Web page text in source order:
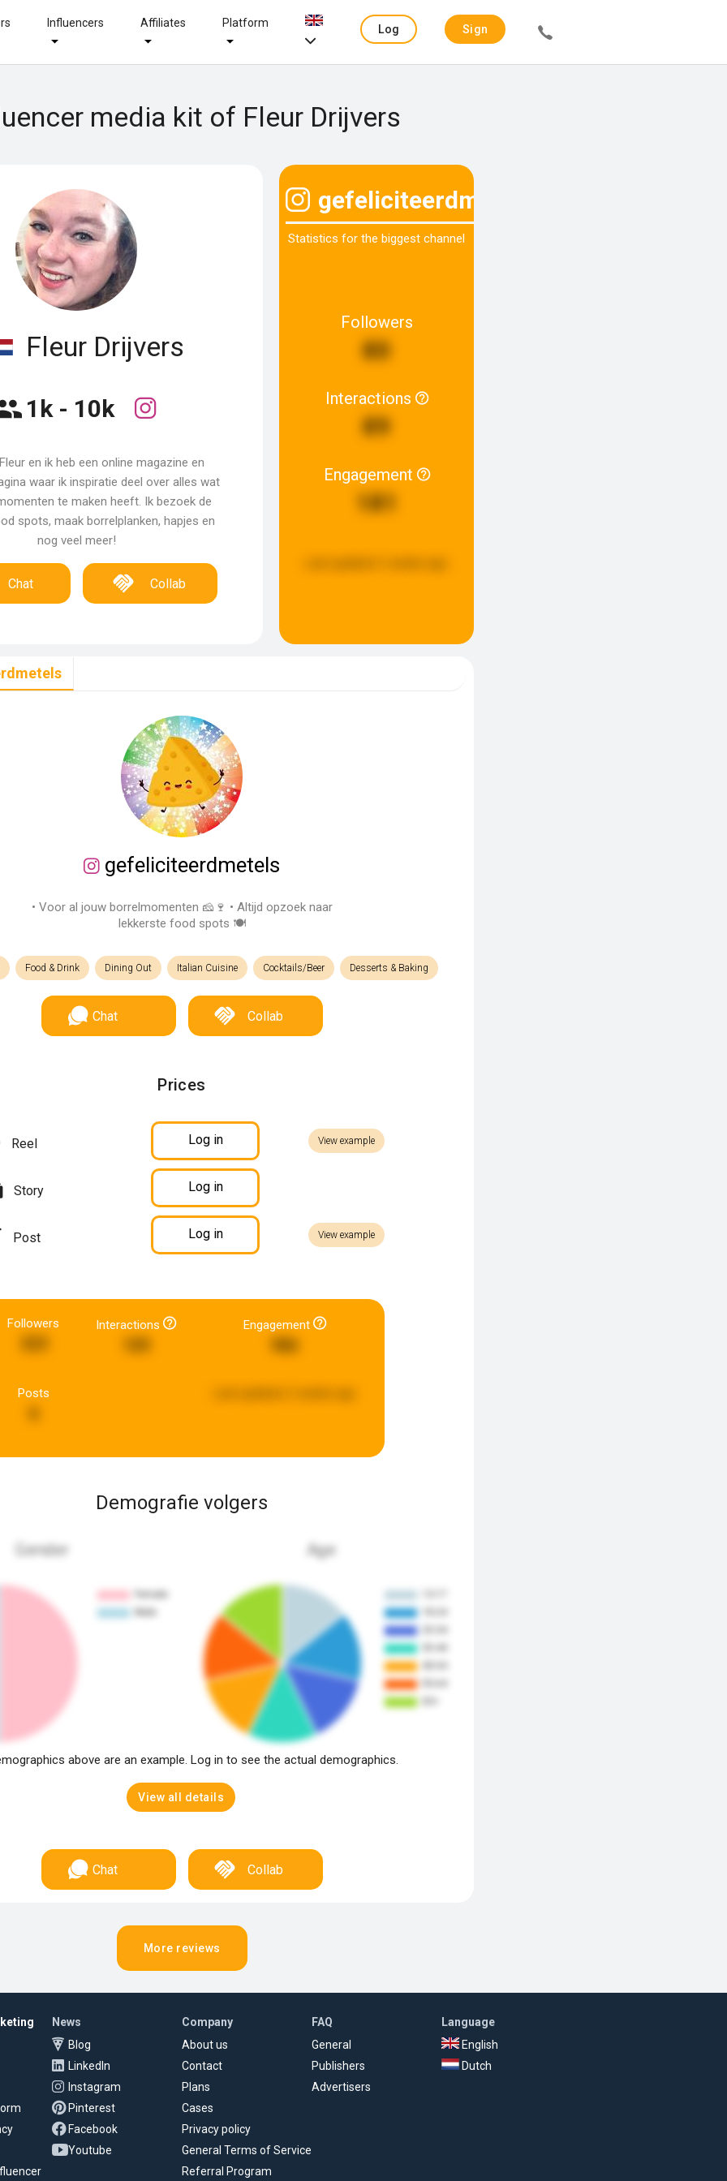
Influencers Affiliates Platform
Log
Sign
media kit of Fleur Drijvers
Fleur Drijvers
1k - 10k
en ik heb een online magazine en
waar ik inspiratie deel over alles wat
te maken heeft. Ik bezoek de
spots, maak borrelplanken, hapjes en
nog veel meer!
Chat Collab
gefeliciteerdmetels
Statistics for the biggest channel
Followers
80
Interactions
89
Engagement
181
gefeliciteerdmetels
• Voor al jouw borrelmomenten 🧀🍷 • Altijd opzoek naar
lekkerste food spots 🍽️
Food & Drink Dining Out Italian Cuisine Cocktails/Beer Desserts & Baking
Chat Collab
Prices
Reel Log in View example
Story Log in
Post Log in View example
Followers Interactions Engagement
986
Posts
Demografie volgers
Gender Age
above are an example. Log in to see the actual demographics.
View all details
Chat Collab
More reviews
News
Blog
LinkedIn
Instagram
Pinterest
Facebook
Youtube
Company
About us
Contact
Plans
Cases
Privacy policy
General Terms of Service
Referral Program
FAQ
General
Publishers
Advertisers
Language
English
Dutch